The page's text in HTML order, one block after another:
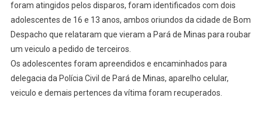
foram atingidos pelos disparos, foram identificados com dois
adolescentes de 16 e 13 anos, ambos oriundos da cidade de Bom
Despacho que relataram que vieram a Pará de Minas para roubar
um veiculo a pedido de terceiros.
Os adolescentes foram apreendidos e encaminhados para
delegacia da Polícia Civil de Pará de Minas, aparelho celular,
veiculo e demais pertences da vítima foram recuperados.